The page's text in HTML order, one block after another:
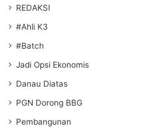
REDAKSI
#Ahli K3
#Batch
Jadi Opsi Ekonomis
Danau Diatas
PGN Dorong BBG
Pembangunan